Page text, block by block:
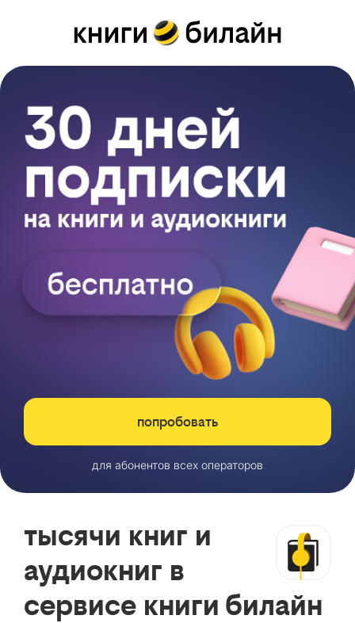
попробовать
для абонентов всех операторов
тысячи книг и
аудиокниг в
сервисе книги билайн